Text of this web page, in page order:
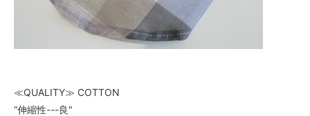
≪QUALITY≫ COTTON
“伸縮性---良"